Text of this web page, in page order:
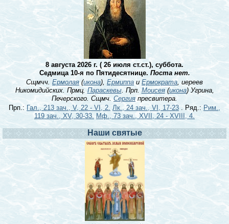
8 августа 2026 г. ( 26 июля ст.ст.), суббота.
Седмица 10-я по Пятидесятнице. Поста нет.
Сщмчч. Ермолая (икона), Ермиппаи Ермократа, иереев
Никомидийских. Прмц.Параскевы. Прп. Моисея(икона) Угрина,
Печерского. Сщмч. Сергия пресвитера.
Прп.: Гал., 213 зач., V, 22 - VI, 2. Лк., 24 зач., VI, 17-23 . Ряд.: Рим.,
119 зач., XV, 30-33. Мф., 73 зач., XVII, 24 - XVIII, 4.
Наши святые